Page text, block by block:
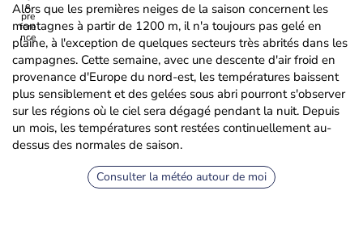
Alors que les premières neiges de la saison concernent les
montagnes à partir de 1200 m, il n'a toujours pas gelé en
plaine, à l'exception de quelques secteurs très abrités dans les
campagnes. Cette semaine, avec une descente d'air froid en
provenance d'Europe du nord-est, les températures baissent
plus sensiblement et des gelées sous abri pourront s'observer
sur les régions où le ciel sera dégagé pendant la nuit. Depuis
un mois, les températures sont restées continuellement au-
dessus des normales de saison.
Consulter la météo autour de moi